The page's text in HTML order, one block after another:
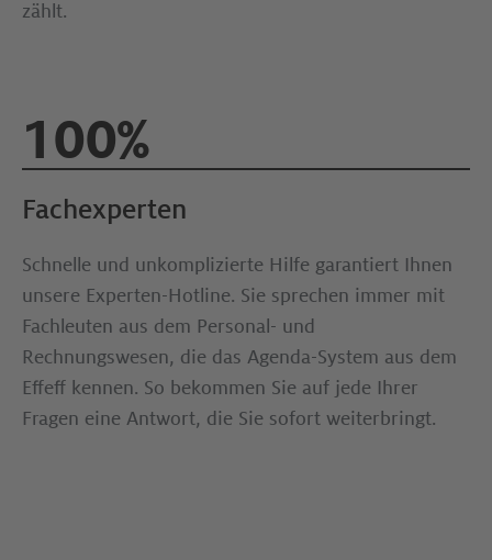
zählt.
100%
Fachexperten
Schnelle und unkomplizierte Hilfe garantiert Ihnen
unsere Experten-Hotline. Sie sprechen immer mit
Fachleuten aus dem Personal- und
Rechnungswesen, die das Agenda-System aus dem
Effeff kennen. So bekommen Sie auf jede Ihrer
Fragen eine Antwort, die Sie sofort weiterbringt.